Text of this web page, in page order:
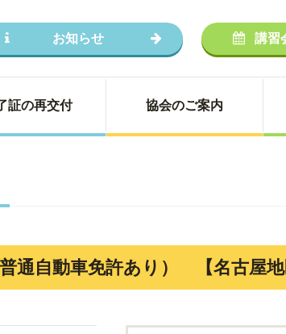
講習
お知らせ
証の再交付 協会のご案内
通自動車免許あり） 【名古屋地